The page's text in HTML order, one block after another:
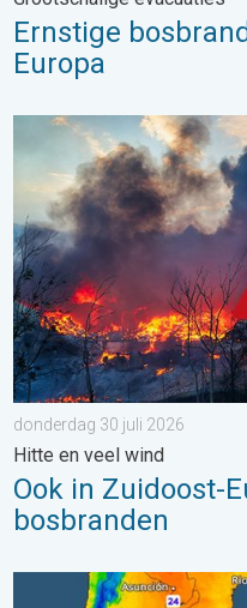
Ernstige
Europa
Ook in Zuidoost-Europa
donderdag 30 juli 2026
Hitte en veel wind
Ook in Zuidoost-
bosbranden
Wintergroet uit het